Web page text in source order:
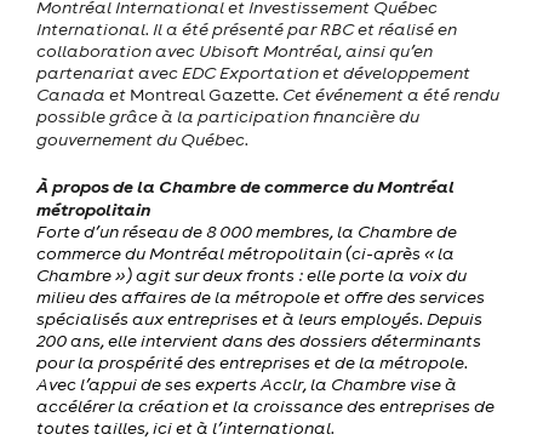
Montréal International et Investissement Québec
International. Il a été présenté par RBC et réalisé en
collaboration avec Ubisoft Montréal, ainsi qu’en
partenariat avec EDC Exportation et développement
Canada et Montreal Gazette. Cet événement a été rendu
possible grâce à la participation financière du
gouvernement du Québec.
À propos de la Chambre de commerce du Montréal
métropolitain
Forte d’un réseau de 8 000 membres, la Chambre de
commerce du Montréal métropolitain (ci-après « la
Chambre ») agit sur deux fronts : elle porte la voix du
milieu des affaires de la métropole et offre des services
spécialisés aux entreprises et à leurs employés. Depuis
200 ans, elle intervient dans des dossiers déterminants
pour la prospérité des entreprises et de la métropole.
Avec l’appui de ses experts Acclr, la Chambre vise à
accélérer la création et la croissance des entreprises de
toutes tailles, ici et à l’international.